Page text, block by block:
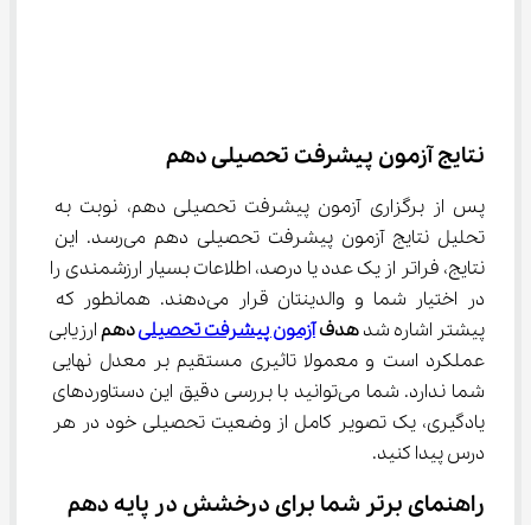
نتایج آزمون پیشرفت تحصیلی دهم
پس از برگزاری آزمون پیشرفت تحصیلی دهم، نوبت به
تحلیل نتایج آزمون پیشرفت تحصیلی دهم می‌رسد. این
نتایج، فراتر از یک عدد یا درصد، اطلاعات بسیار ارزشمندی را
در اختیار شما و والدینتان قرار می‌دهند. همانطور که
پیشتر اشاره شد هدف آزمون پیشرفت تحصیلی دهم ارزیابی
عملکرد است و معمولا تاثیری مستقیم بر معدل نهایی
شما ندارد. شما می‌توانید با بررسی دقیق این دستاوردهای
یادگیری، یک تصویر کامل از وضعیت تحصیلی خود در هر
درس پیدا کنید.
راهنمای برتر شما برای درخشش در پایه دهم